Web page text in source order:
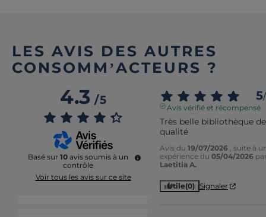
LES AVIS DES AUTRES
CONSOMM’ACTEURS ?
4.3/5
Basé sur 10 avis soumis à un
contrôle
Voir tous les avis sur ce site
5
5/
Avis vérifié et récompensé
Très belle bibliothèque de
qualité
Avis du 19/07/2026 , suite à
expérience du 05/04/2026
Laetitia A.
Utile(0) Signaler